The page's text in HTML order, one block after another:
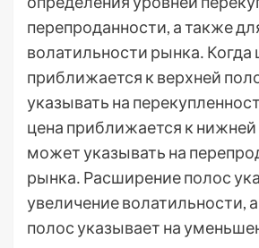
перепроданности, а также
волатильности рынка․ Когда
приближается к верхней
указывать на
цена приближается к нижней
может указывать на
рынка․ Расширение полос
увеличение волатильности,
полос указывает на